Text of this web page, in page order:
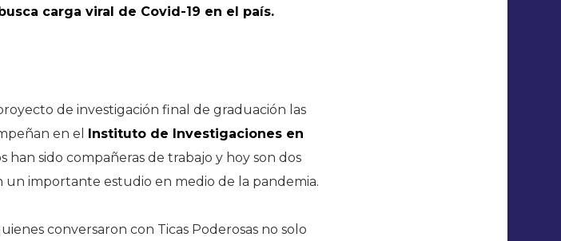
carga viral de Covid-19 en el país.
de investigación final de graduación las
en el Instituto de Investigaciones en
han sido compañeras de trabajo y hoy son dos
un importante estudio en medio de la pandemia.
conversaron con Ticas Poderosas no solo